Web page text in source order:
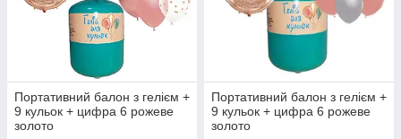
Портативний балон з гелієм +
9 кульок + цифра 6 рожеве
золото
Портативний балон з гелієм +
9 кульок + цифра 6 рожеве
золото